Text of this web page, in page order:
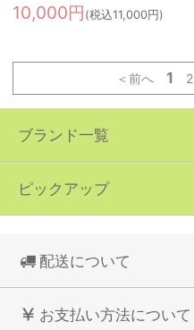
10,000円 (税込11,000円)
＜前へ 1 2
ブランド一覧
ピックアップ
配送について
お支払い方法について